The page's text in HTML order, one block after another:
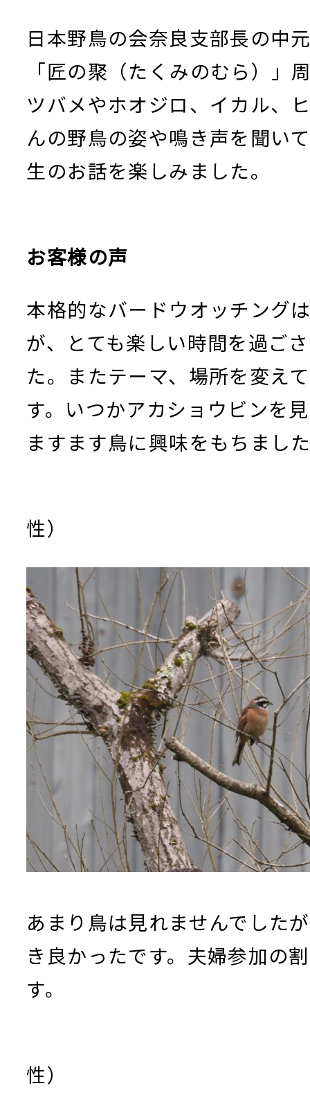
日本野鳥の会奈良支部長の中
「匠の聚（たくみのむら）」
ツバメやホオジロ、イカル、
んの野鳥の姿や鳴き声を聞い
生のお話を楽しみました。
お客様の声
本格的なバードウオッチング
が、とても楽しい時間を過ご
た。またテーマ、場所を変え
す。いつかアカショウビン
ますます鳥に興味をもちまし
性）
あまり鳥は見れませんでした
き良かったです。夫婦参加の
す。
性）